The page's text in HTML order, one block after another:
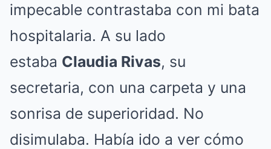
impecable contrastaba con mi bata
hospitalaria. A su lado
estaba Claudia Rivas, su
secretaria, con una carpeta y una
sonrisa de superioridad. No
disimulaba. Había ido a ver cómo